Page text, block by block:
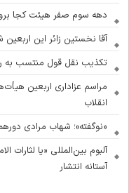
دهه سوم صفر هیئت کجا
آقا نخستین زائر این اربعین
تکذیب نقل قول منتسب به
مراسم عزاداری اربعین
انقلاب
«نوگفته»؛ شهاب مرادی
آلبوم بین‌المللی «یا لثارات
آستانه انتشار